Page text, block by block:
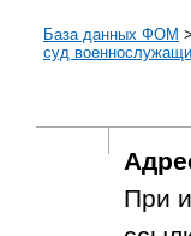
База данных ФОМ >
суд
При